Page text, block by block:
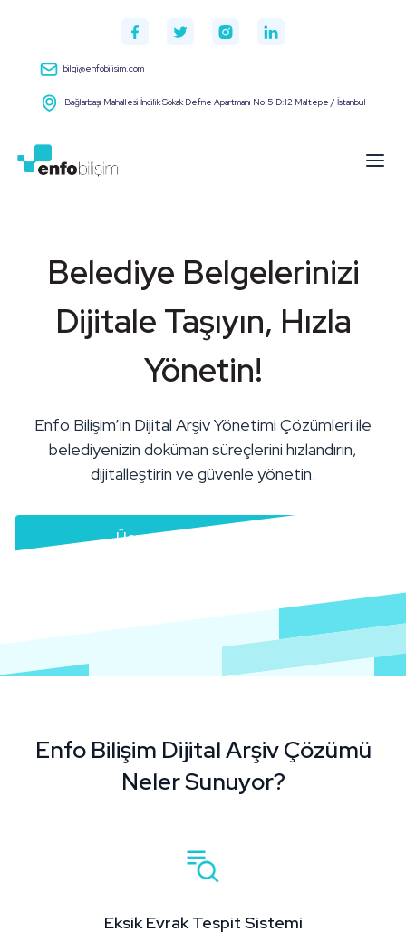
bilgi@enfobilisim.com
Bağlarbaşı Mahallesi İncilik Sokak Defne Apartmanı No:5 D:12 Maltepe / İstanbul
Belediye Belgelerinizi
Dijitale Taşıyın, Hızla
Yönetin!
Enfo Bilişim’in Dijital Arşiv Yönetimi Çözümleri ile
belediyenizin doküman süreçlerini hızlandırın,
dijitalleştirin ve güvenle yönetin.
Ücretsiz demo talep edin
Enfo Bilişim Dijital Arşiv Çözümü
Neler Sunuyor?
Eksik Evrak Tespit Sistemi